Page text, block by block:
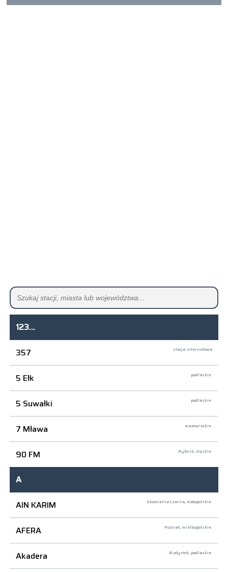
123...
357
stacja internetowa
5 Ełk podlaskie
5 Suwałki podlaskie
7 Mława mazowieckie
90 FM Rybnik, śląskie
A
AIN KARIM
Skomielna Czarna, małopolskie
AFERA Poznań, wielkopolskie
Akadera Białystok, podlaskie